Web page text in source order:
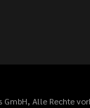
GmbH, Alle Rechte